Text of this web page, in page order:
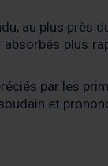
au plus près
plus
par les
et